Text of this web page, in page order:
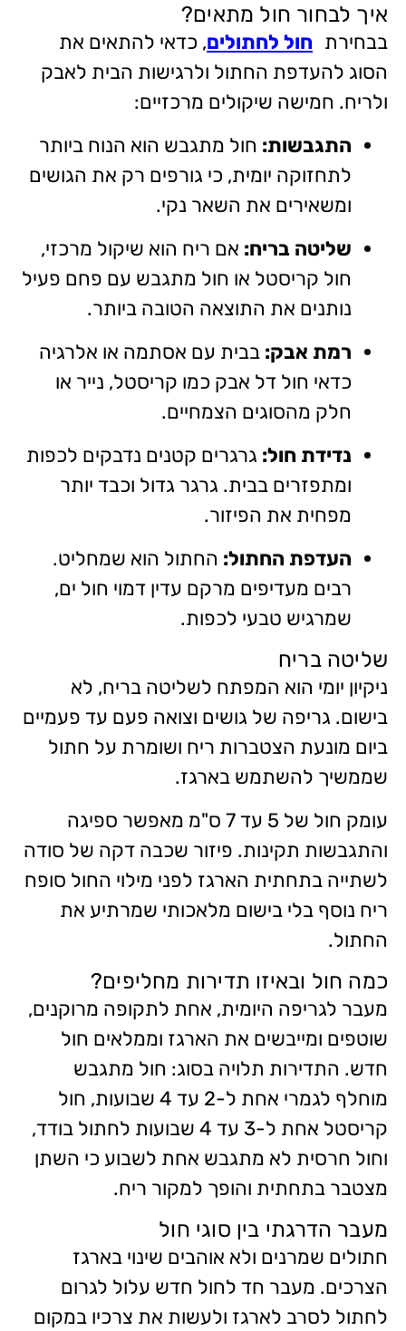
איך לבחור חול מתאים?
בבחירת חול לחתולים, כדאי להתאים את
הסוג להעדפת החתול ולרגישות הבית לאבק
ולריח. חמישה שיקולים מרכזיים:
התגבשות: חול מתגבש הוא הנוח ביותר
לתחזוקה יומית, כי גורפים רק את הגושים
ומשאירים את השאר נקי.
שליטה בריח: אם ריח הוא שיקול מרכזי,
חול קריסטל או חול מתגבש עם פחם פעיל
נותנים את התוצאה הטובה ביותר.
רמת אבק: בבית עם אסתמה או אלרגיה
כדאי חול דל אבק כמו קריסטל, נייר או
חלק מהסוגים הצמחיים.
נדידת חול: גרגרים קטנים נדבקים לכפות
ומתפזרים בבית. גרגר גדול וכבד יותר
מפחית את הפיזור.
העדפת החתול: החתול הוא שמחליט.
רבים מעדיפים מרקם עדין דמוי חול ים,
שמרגיש טבעי לכפות.
שליטה בריח
ניקיון יומי הוא המפתח לשליטה בריח, לא
בישום. גריפה של גושים וצואה פעם עד פעמיים
ביום מונעת הצטברות ריח ושומרת על חתול
שממשיך להשתמש בארגז.
עומק חול של 5 עד 7 ס"מ מאפשר ספיגה
והתגבשות תקינות. פיזור שכבה דקה של סודה
לשתייה בתחתית הארגז לפני מילוי החול סופח
ריח נוסף בלי בישום מלאכותי שמרתיע את
החתול.
כמה חול ובאיזו תדירות מחליפים?
מעבר לגריפה היומית, אחת לתקופה מרוקנים,
שוטפים ומייבשים את הארגז וממלאים חול
חדש. התדירות תלויה בסוג: חול מתגבש
מוחלף לגמרי אחת ל-2 עד 4 שבועות, חול
קריסטל אחת ל-3 עד 4 שבועות לחתול בודד,
וחול חרסית לא מתגבש אחת לשבוע כי השתן
מצטבר בתחתית והופך למקור ריח.
מעבר הדרגתי בין סוגי חול
חתולים שמרנים ולא אוהבים שינוי בארגז
הצרכים. מעבר חד לחול חדש עלול לגרום
לחתול לסרב לארגז ולעשות את צרכיו במקום